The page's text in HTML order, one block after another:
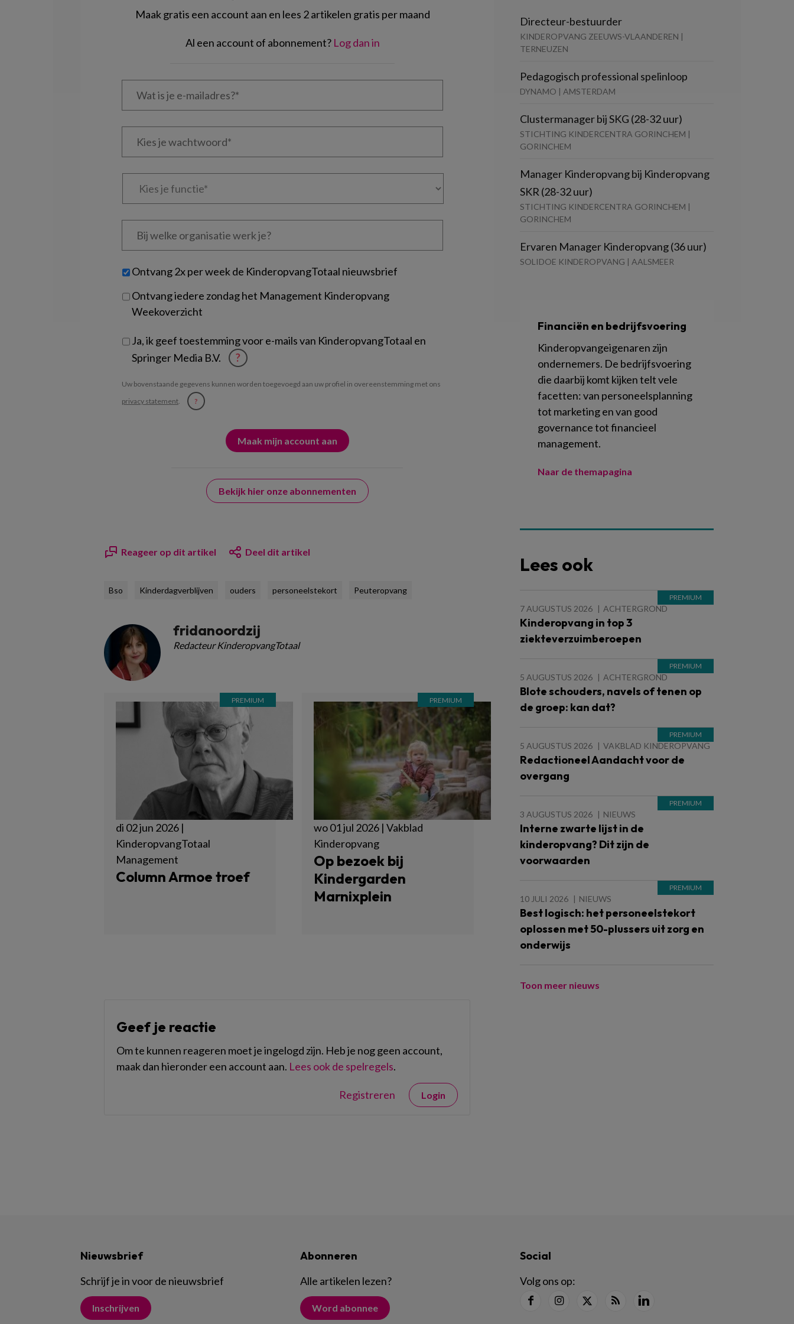
Maak gratis een account aan en lees 2 artikelen gratis per maand
Al een account of abonnement? Log dan in
Wat
Kies
Kies
Bij
welke
je?
Untitled
Ontvang 2x per week de KinderopvangTotaal nieuwsbrief
Ontvang iedere zondag het Management Kinderopvang
Weekoverzicht
Ja, ik geef toestemming voor e-mails van KinderopvangTotaal en
Springer Media B.V.
?
Uw bovenstaande gegevens kunnen worden toegevoegd aan uw profiel in overeenstemming met ons
privacy statement. ?
Bekijk hier onze abonnementen
Reageer op dit artikel Deel dit artikel
Bso Kinderdagverblijven ouders personeelstekort Peuteropvang
fridanoordzij
Redacteur KinderopvangTotaal
di 02 jun 2026 |
KinderopvangTotaal
Management
Column Armoe troef
wo 01 jul 2026 | Vakblad
Kinderopvang
Op bezoek bij
Kindergarden
Marnixplein
Geef je reactie
Om te kunnen reageren moet je ingelogd zijn. Heb je nog geen account,
maak dan hieronder een account aan. Lees ook de spelregels.
Registreren Login
Directeur-bestuurder
KINDEROPVANG ZEEUWS-VLAANDEREN |
TERNEUZEN
Pedagogisch professional spelinloop
DYNAMO | AMSTERDAM
Clustermanager bij SKG (28-32 uur)
STICHTING KINDERCENTRA GORINCHEM |
GORINCHEM
Manager Kinderopvang bij Kinderopvang
SKR (28-32 uur)
STICHTING KINDERCENTRA GORINCHEM |
GORINCHEM
Ervaren Manager Kinderopvang (36 uur)
SOLIDOE KINDEROPVANG | AALSMEER
Financiën en bedrijfsvoering
Kinderopvangeigenaren zijn
ondernemers. De bedrijfsvoering
die daarbij komt kijken telt vele
facetten: van personeelsplanning
tot marketing en van good
governance tot financieel
management.
Naar de themapagina
Lees ook
7 AUGUSTUS 2026 ACHTERGROND
Kinderopvang in top 3
ziekteverzuimberoepen
5 AUGUSTUS 2026 ACHTERGROND
Blote schouders, navels of tenen op
de groep: kan dat?
5 AUGUSTUS 2026 VAKBLAD KINDEROPVANG
Redactioneel Aandacht voor de
overgang
3 AUGUSTUS 2026 NIEUWS
Interne zwarte lijst in de
kinderopvang? Dit zijn de
voorwaarden
10 JULI 2026 NIEUWS
Best logisch: het personeelstekort
oplossen met 50-plussers uit zorg en
onderwijs
Toon meer nieuws
Nieuwsbrief
Schrijf je in voor de nieuwsbrief
Inschrijven
Abonneren
Alle artikelen lezen?
Word abonnee
Social
Volg ons op: